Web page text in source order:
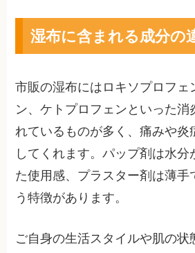
湿布に含まれる成分の
市販の湿布にはロキソプロフェ
ン、ケトプロフェンといった消
れているものが多く、痛みや炎
してくれます。パップ剤は水分
た使用感、プラスター剤は薄手
う特徴があります。
ご自身の生活スタイルや肌の状